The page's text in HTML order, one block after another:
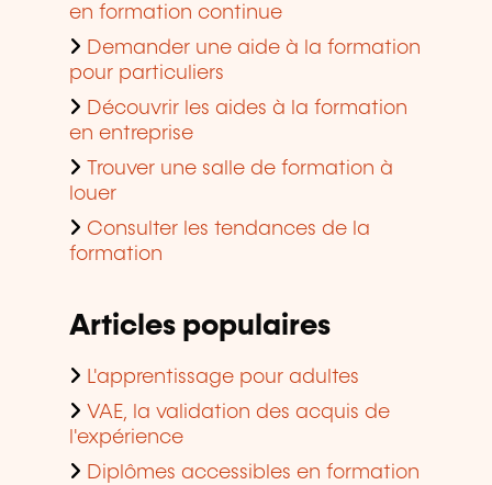
en formation continue
Demander une aide à la formation
pour particuliers
Découvrir les aides à la formation
en entreprise
Trouver une salle de formation à
louer
Consulter les tendances de la
formation
Articles populaires
L'apprentissage pour adultes
VAE, la validation des acquis de
l'expérience
Diplômes accessibles en formation